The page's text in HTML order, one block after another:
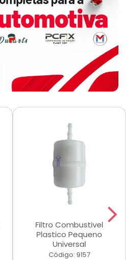
Filtro Combustivel
Plastico Pequeno
Universal
Código: 9157